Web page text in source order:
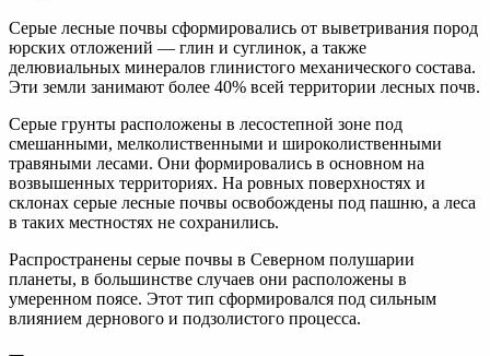
Серые лесные почвы сформировались от выветривания пород
юрских отложений — глин и суглинок, а также
делювиальных минералов глинистого механического состава.
Эти земли занимают более 40% всей территории лесных почв.
Серые грунты расположены в лесостепной зоне под
смешанными, мелколиственными и широколиственными
травяными лесами. Они формировались в основном на
возвышенных территориях. На ровных поверхностях и
склонах серые лесные почвы освобождены под пашню, а леса
в таких местностях не сохранились.
Распространены серые почвы в Северном полушарии
планеты, в большинстве случаев они расположены в
умеренном поясе. Этот тип сформировался под сильным
влиянием дернового и подзолистого процесса.